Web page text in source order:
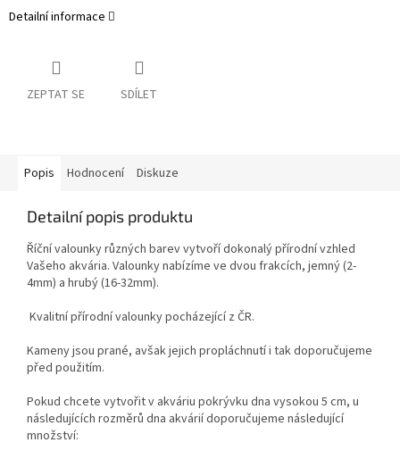
Detailní informace
ZEPTAT SE SDÍLET
Popis Hodnocení Diskuze
Detailní popis produktu
Říční valounky různých barev vytvoří dokonalý přírodní vzhled
Vašeho akvária. Valounky nabízíme ve dvou frakcích, jemný (2-
4mm) a hrubý (16-32mm).
Kvalitní přírodní valounky pocházející z ČR.
Kameny jsou prané, avšak jejich propláchnutí i tak doporučujeme
před použitím.
Pokud chcete vytvořit v akváriu pokrývku dna vysokou 5 cm, u
následujících rozměrů dna akvárií doporučujeme následující
množství: